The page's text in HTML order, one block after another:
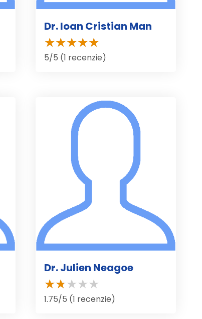
Dr. Ioan Cristian Man
5/5 (1 recenzie)
Dr. Julien Neagoe
1.75/5 (1 recenzie)